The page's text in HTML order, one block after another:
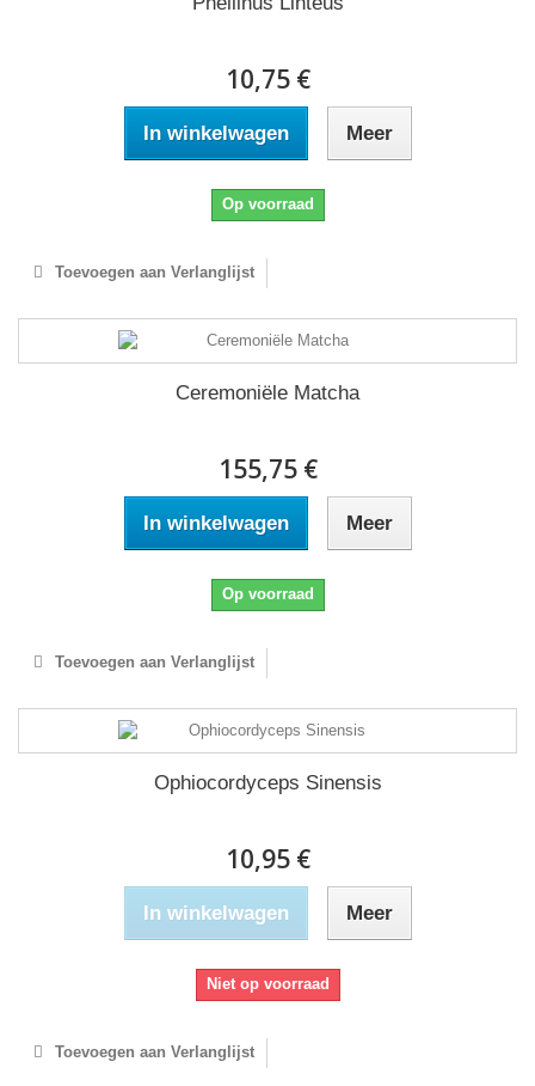
10,75 €
In winkelwagen Meer
Op voorraad
Toevoegen aan Verlanglijst
Ceremoniële Matcha
155,75 €
In winkelwagen Meer
Op voorraad
Toevoegen aan Verlanglijst
Ophiocordyceps Sinensis
10,95 €
In winkelwagen Meer
Niet op voorraad
Toevoegen aan Verlanglijst